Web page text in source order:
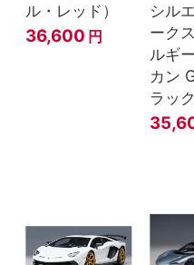
ル・レッド）
36,600 円
シル
ーク
ルギ
カン
ラック